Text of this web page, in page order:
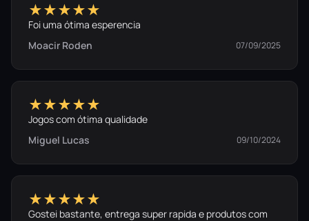
★★★★★
Foi uma ótima esperencia
Moacir Roden
07/09/2025
★★★★★
Jogos com ótima qualidade
Miguel Lucas
09/10/2024
★★★★★
Gostei bastante, entrega super rapida e produtos com